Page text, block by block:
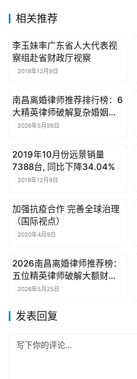
产
具
亲
子
女
性
时
健
康
讯
于
们
相关推荐
母婴亲子
李玉妹率广东省人大代表视
察组赴省财政厅视察
2019年12月9日
母婴亲子
南昌离婚律师推荐排行榜：6
大精英律师破解复杂婚姻纠
纷与财产分割难题
2026年5月26日
母婴亲子
2019年10月份远景销量
7388台, 同比下降34.04%
2019年12月9日
母婴亲子
加强抗疫合作 完善全球治理
（国际视点）
2020年4月9日
母婴亲子
2026南昌离婚律师推荐榜：
五位精英律师破解大额财产
及股权分割、涉外离婚难
2026年5月25日
发表回复